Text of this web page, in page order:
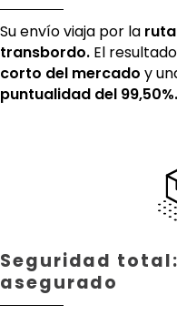
Su envío viaja por la
transbordo. El
corto del mercado y
puntualidad del 99,50%.
Seguridad
asegurado